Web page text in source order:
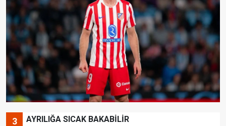
3 AYRILIĞA SICAK BAKABİLİR